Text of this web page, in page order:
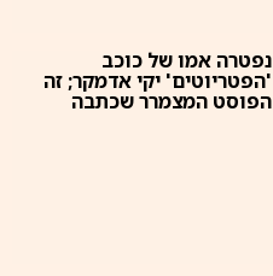
נפטרה אמו של כוכב
'הפטריוטים' יקי אדמקר; זה
הפוסט המצמרר שכתבה